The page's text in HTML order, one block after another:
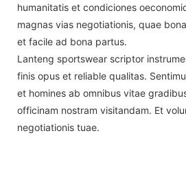
humanitatis et condiciones
magnas vias negotiationis, quae
et facile ad bona partus.
Lanteng sportswear scriptor
finis opus et reliable qualitas.
et homines ab omnibus vitae
officinam nostram visitandam. Et
negotiationis tuae.